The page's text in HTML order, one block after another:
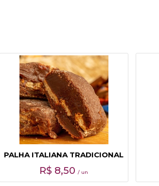
PALHA ITALIANA TRADICIONAL
R$ 8,50 / un